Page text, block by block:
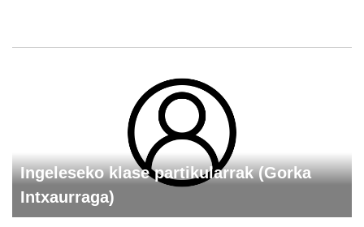
Ingeleseko klase partikularrak (Gorka
Intxaurraga)